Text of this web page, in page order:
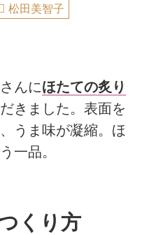
松田美智子
んにほたての炙り
きました。表面を
うま味が凝縮。ほ
一品。
くり方